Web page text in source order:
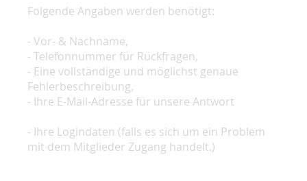
Folgende Angaben werden benötigt:
- Vor- & Nachname,
- Telefonnummer für Rückfragen,
- Eine vollständige und möglichst genaue
Fehlerbeschreibung,
- Ihre E-Mail-Adresse für unsere Antwort
- Ihre Logindaten (falls es sich um ein Problem
mit dem Mitglieder Zugang handelt.)